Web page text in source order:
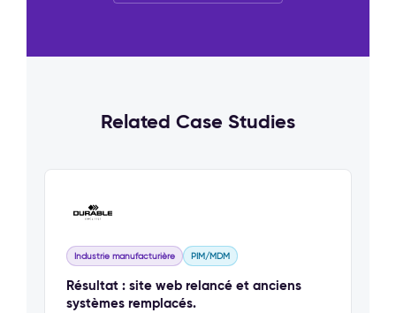
Related Case Studies
Industrie manufacturière PIM/MDM
Résultat : site web relancé et anciens
systèmes remplacés.